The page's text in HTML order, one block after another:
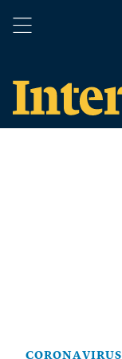
CORONAVIRUS